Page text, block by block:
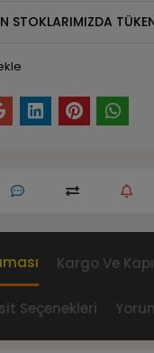
STOKLARIMIZDA
Kargo Ve
Seçenekleri